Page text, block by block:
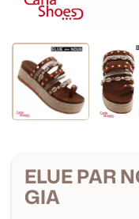
ELUE PAR
GIA